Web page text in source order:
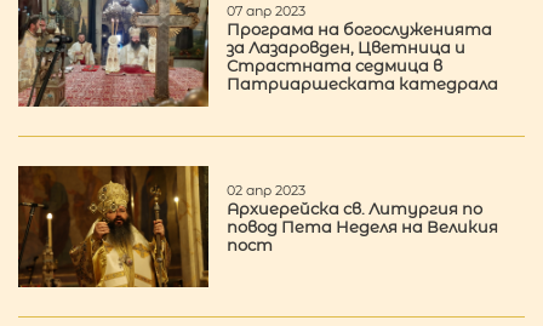
07 апр 2023
Програма на богослуженията
за Лазаровден, Цветница и
Страстната седмица в
Патриаршеската катедрала
02 апр 2023
Архиерейска св. Литургия по
повод Пета Неделя на Великия
пост